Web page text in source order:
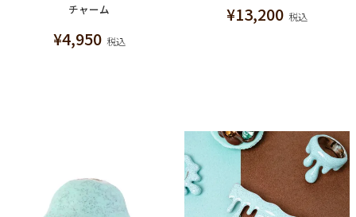
チャーム
¥4,950 税込
¥13,200 税込